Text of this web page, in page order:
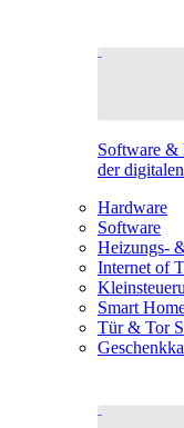
Software &
der
Hardware
Software
Heizungs-
Internet of
Smart
Tür & Tor